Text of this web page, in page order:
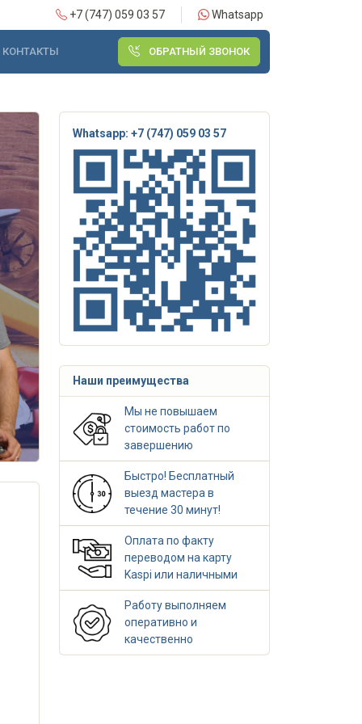
+7 (747) 059 03 57 Whatsapp
КОНТАКТЫ ОБРАТНЫЙ ЗВОНОК
Whatsapp: +7 (747) 059 03 57
Наши преимущества
Мы не повышаем
стоимость работ по
завершению
Быстро! Бесплатный
выезд мастера в
течение 30 минут!
Оплата по факту
переводом на карту
Kaspi или наличными
Работу выполняем
оперативно и
качественно